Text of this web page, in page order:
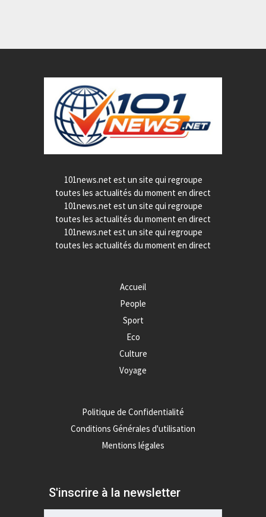
101news.net est un site qui regroupe
toutes les actualités du moment en direct
101news.net est un site qui regroupe
toutes les actualités du moment en direct
101news.net est un site qui regroupe
toutes les actualités du moment en direct
Accueil
People
Sport
Eco
Culture
Voyage
Politique de Confidentialité
Conditions Générales d'utilisation
Mentions légales
S'inscrire à la newsletter